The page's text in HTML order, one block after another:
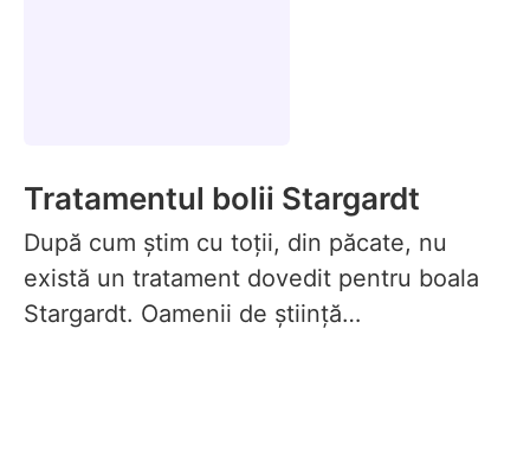
Tratamentul bolii Stargardt
După cum știm cu toții, din păcate, nu
există un tratament dovedit pentru boala
Stargardt. Oamenii de știință…